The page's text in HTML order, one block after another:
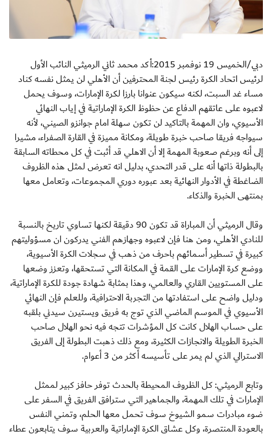
دبي/الخميس 19 نوفمبر 2015:أكد محمد ثاني الرميثي النائب الأول
لرئيس اتحاد الكرة رئيس لجنة المحترفين أن الأهلي لن يمثل نفسه كناد
مساء غد السبت، لكنه سيكون عنوانا بارزا لكرة الإمارات، وسوف يحمل
لاعبوه على عاتقهم الدفاع عن حظوظ الكرة الإماراتية في إياب النهائي
الأسيوي، وان المهمة بالتاكيد لن تكون سهلة امام جوانزو الصيني، لأنه
سيواجه فريقا صاحب خبرة طويلة، ومكانة مميزة في القارة الصفراء، مشيرا
إلى أنه وبرغم صعوبة المهمة إلا أن الاهلي قد أثبت في كل محطاته السابقة
بالبطولة ذاتها أنه على قدر التحدي، بدليل انه تعرض لمثل هذه الظروف
الضاغطة في الأدوار النهائية بعد عبوره دوري المجموعات، وتعامل معها
بمنتهى الخبرة والذكاء.
وقال الرميثي أن المباراة قد تكون 90 دقيقة لكنها تساوي تاريخ بالنسبة
للنادي الأهلي، ومن هنا فإن لاعبوه وجهازهم الفني يدركون ان مسؤوليتهم
كبيرة في تسطير أسمائهم باحرف من ذهب في سجلات الكرة الأسيوية،
ووضع كرة الإمارات على القمة في المكانة التي تستحقها، وتعزز وضعها
على المستويين القاري والعالمي، وهذا بمثابة شهادة جودة للكرة الإماراتية،
ودليل واضح على استفادتها من التجربة الاحترافية، وللعلم فإن النهائي
الأسيوي في الموسم الماضي الذي توج به فريق ويستيرن سيدني بلقبه
على حساب الهلال كانت كل المؤشرات تتجه فيه نحو الهلال صاحب
الخبرة الطويلة والانجازات الكثيرة، ومع ذلك ذهبت البطولة إلى الفريق
الاسترالي الذي لم يمر على تأسيسه أكثر من 3 أعوام.
وتابع الرميثي: كل الظروف المحيطة بالحدث توفر حافز كبير لممثل
الإمارات في تلك المهمة، والجماهير التي سترافق الفريق في السفر على
ضوء مبادرات سمو الشيوخ سوف تحمل معها الحلم، وتمني النفس
بالعودة المنتصرة، وكل عشاق الكرة الإماراتية والعربية سوف يتابعون عطاء